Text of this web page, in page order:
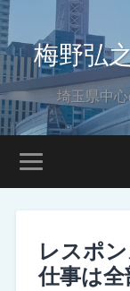
梅野弘
埼玉県中
レスポ
仕事は